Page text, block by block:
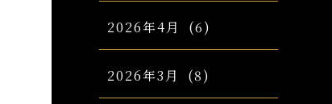
2026年4月 (6)
2026年3月 (8)